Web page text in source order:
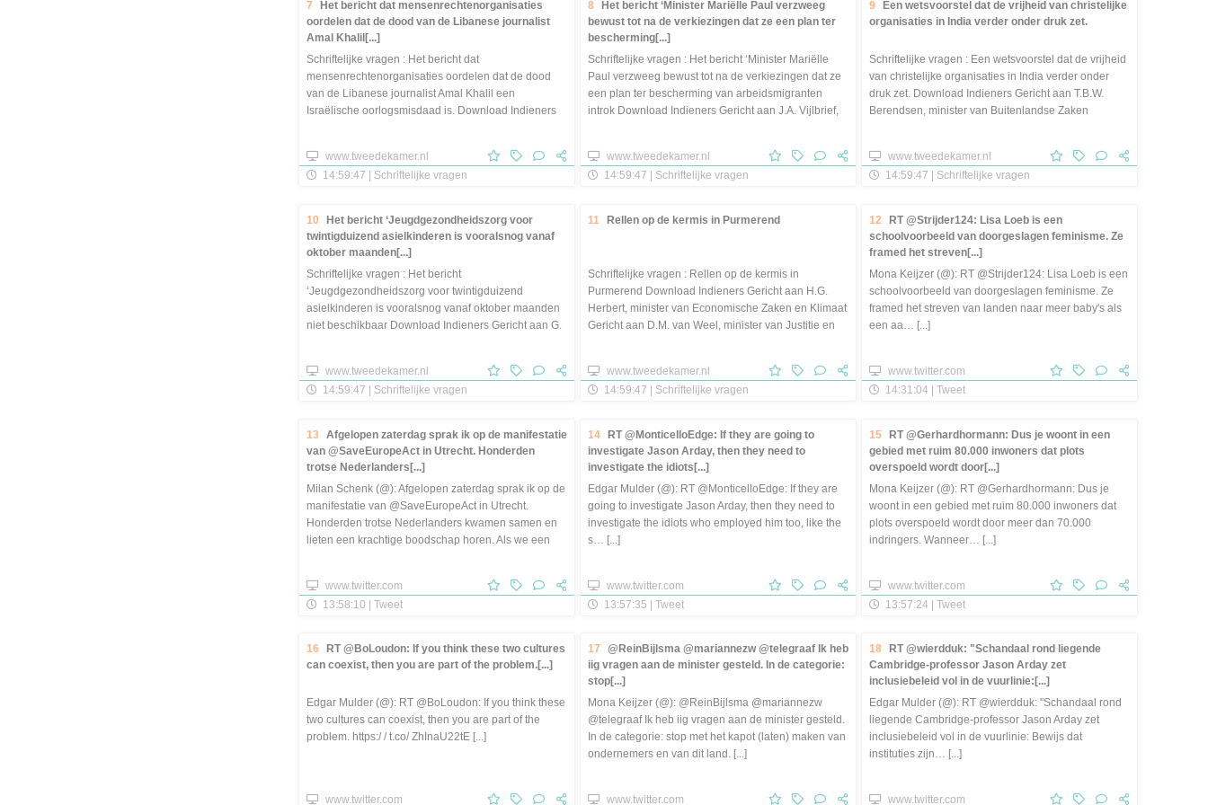
7
Het bericht dat mensenrechtenorganisaties
oordelen dat de dood van de Libanese journalist
Amal Khalil[...]
Schriftelijke vragen : Het bericht dat
mensenrechtenorganisaties oordelen dat de dood
van de Libanese journalist Amal Khalil een
Israëlische oorlogsmisdaad is. Download Indieners
www.tweedekamer.nl
14:59:47 | Schriftelijke vragen
8
Het bericht ‘Minister Mariëlle Paul verzweeg
bewust tot na de verkiezingen dat ze een plan ter
bescherming[...]
Schriftelijke vragen : Het bericht ‘Minister Mariëlle
Paul verzweeg bewust tot na de verkiezingen dat ze
een plan ter bescherming van arbeidsmigranten
introk Download Indieners Gericht aan J.A. Vijlbrief,
www.tweedekamer.nl
14:59:47 | Schriftelijke vragen
9
Een wetsvoorstel dat de vrijheid van christelijke
organisaties in India verder onder druk zet.
Schriftelijke vragen : Een wetsvoorstel dat de vrijheid
van christelijke organisaties in India verder onder
druk zet. Download Indieners Gericht aan T.B.W.
Berendsen, minister van Buitenlandse Zaken
www.tweedekamer.nl
14:59:47 | Schriftelijke vragen
10
Het bericht ‘Jeugdgezondheidszorg voor
twintigduizend asielkinderen is vooralsnog vanaf
oktober maanden[...]
Schriftelijke vragen : Het bericht
‘Jeugdgezondheidszorg voor twintigduizend
asielkinderen is vooralsnog vanaf oktober maanden
niet beschikbaar Download Indieners Gericht aan G.
www.tweedekamer.nl
14:59:47 | Schriftelijke vragen
11 Rellen op de kermis in Purmerend
Schriftelijke vragen : Rellen op de kermis in
Purmerend Download Indieners Gericht aan H.G.
Herbert, minister van Economische Zaken en Klimaat
Gericht aan D.M. van Weel, minister van Justitie en
www.tweedekamer.nl
14:59:47 | Schriftelijke vragen
12
RT @Strijder124: Lisa Loeb is een
schoolvoorbeeld van doorgeslagen feminisme. Ze
framed het streven[...]
Mona Keijzer (@): RT @Strijder124: Lisa Loeb is een
schoolvoorbeeld van doorgeslagen feminisme. Ze
framed het streven van landen naar meer baby's als
een aa… [...]
www.twitter.com
14:31:04 | Tweet
13 Afgelopen zaterdag sprak ik op de manifestatie
van @SaveEuropeAct in Utrecht. Honderden
trotse Nederlanders[...]
Milan Schenk (@): Afgelopen zaterdag sprak ik op de
manifestatie van @SaveEuropeAct in Utrecht.
Honderden trotse Nederlanders kwamen samen en
lieten een krachtige boodschap horen. Als we een
www.twitter.com
13:58:10 | Tweet
14 RT @MonticelloEdge: If they are going to
investigate Jason Arday, then they need to
investigate the idiots[...]
Edgar Mulder (@): RT @MonticelloEdge: If they are
going to investigate Jason Arday, then they need to
investigate the idiots who employed him too, like the
s… [...]
www.twitter.com
13:57:35 | Tweet
15 RT @Gerhardhormann: Dus je woont in een
gebied met ruim 80.000 inwoners dat plots
overspoeld wordt door[...]
Mona Keijzer (@): RT @Gerhardhormann: Dus je
woont in een gebied met ruim 80.000 inwoners dat
plots overspoeld wordt door meer dan 70.000
indringers. Wanneer… [...]
www.twitter.com
13:57:24 | Tweet
16
RT @BoLoudon: If you think these two cultures
can coexist, then you are part of the problem.[...]
Edgar Mulder (@): RT @BoLoudon: If you think these
two cultures can coexist, then you are part of the
problem. https:/ / t.co/ ZhInaU22tE [...]
www.twitter.com
17
@ReinBijlsma @mariannezw @telegraaf Ik heb
iig vragen aan de minister gesteld. In de categorie:
stop[...]
Mona Keijzer (@): @ReinBijlsma @mariannezw
@telegraaf Ik heb iig vragen aan de minister gesteld.
In de categorie: stop met het kapot (laten) maken van
ondernemers en van dit land. [...]
www.twitter.com
18
RT @wierdduk: "Schandaal rond liegende
Cambridge-professor Jason Arday zet
inclusiebeleid vol in de vuurlinie:[...]
Edgar Mulder (@): RT @wierdduk: "Schandaal rond
liegende Cambridge-professor Jason Arday zet
inclusiebeleid vol in de vuurlinie: Bewijs dat
instituties zijn… [...]
www.twitter.com